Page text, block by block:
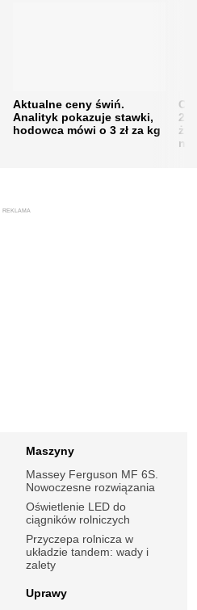
Aktualne ceny świń.
Analityk pokazuje stawki,
hodowca mówi o 3 zł za kg
REKLAMA
Maszyny
Massey Ferguson MF 6S.
Nowoczesne rozwiązania
Oświetlenie LED do
ciągników rolniczych
Przyczepa rolnicza w
układzie tandem: wady i
zalety
Uprawy